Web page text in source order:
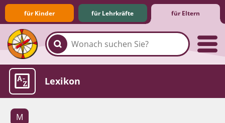
für Kinder für Lehrkräfte für Eltern
Familie & Medien
Spieletipps & Lernsoftware
Die Jüngsten im Netz
Lexikon
M